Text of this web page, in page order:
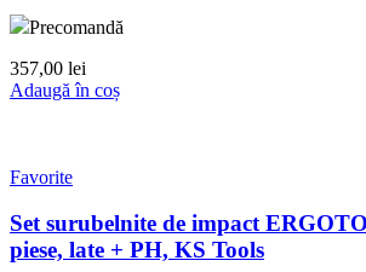
Precomandă
357,00 lei
Adaugă în coș
Favorite
Set surubelnite de impact
piese, late + PH, KS Tools